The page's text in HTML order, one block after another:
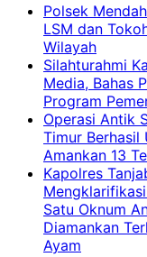
Polsek
LSM dan
Wilayah
Silahturahmi
Media, Bahas
Program
Operasi Antik
Timur Berhasil
Amankan 13
Kapolres
Satu Oknum
Diamankan
Ayam